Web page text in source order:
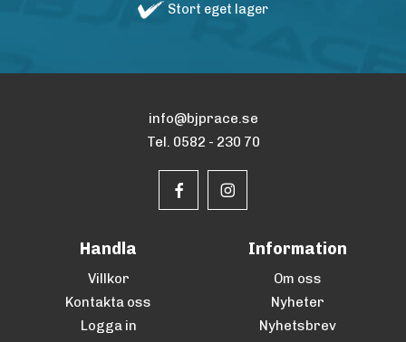
Stort eget lager
info@bjprace.se
Tel. 0582 - 230 70
Handla
Villkor
Kontakta oss
Logga in
Information
Om oss
Nyheter
Nyhetsbrev